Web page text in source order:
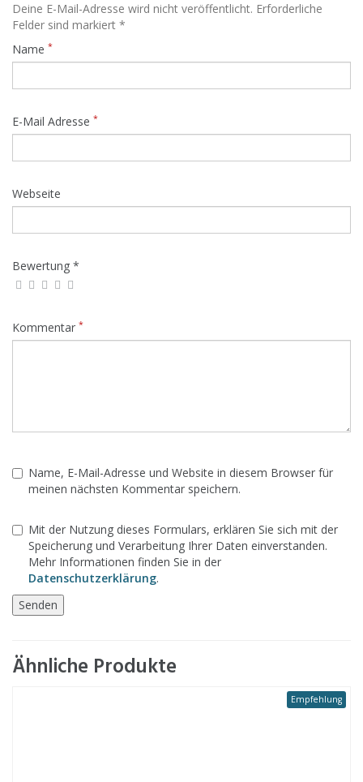
Deine E-Mail-Adresse wird nicht veröffentlicht. Erforderliche
Felder sind markiert *
Name *
E-Mail Adresse *
Webseite
Bewertung *
Kommentar *
Name, E-Mail-Adresse und Website in diesem Browser für
meinen nächsten Kommentar speichern.
Mit der Nutzung dieses Formulars, erklären Sie sich mit der
Speicherung und Verarbeitung Ihrer Daten einverstanden.
Mehr Informationen finden Sie in der
Datenschutzerklärung.
Ähnliche Produkte
Empfehlung